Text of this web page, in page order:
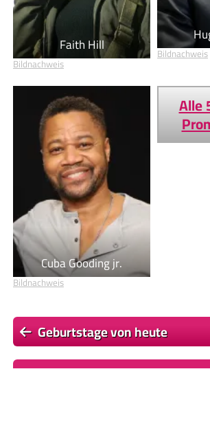
Faith Hill
Bildnachweis
Bildnachweis
Cuba Gooding jr.
Bildnachweis
Alle
Geburtstage von heute
Geburtstage